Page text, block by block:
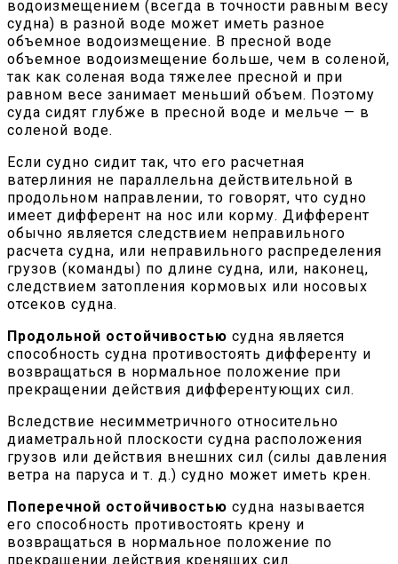
водоизмещением (всегда в точности равным весу
судна) в разной воде может иметь разное
объемное водоизмещение. В пресной воде
объемное водоизмещение больше, чем в соленой,
так как соленая вода тяжелее пресной и при
равном весе занимает меньший объем. Поэтому
суда сидят глубже в пресной воде и мельче — в
соленой воде.
Если судно сидит так, что его расчетная
ватерлиния не параллельна действительной в
продольном направлении, то говорят, что судно
имеет дифферент на нос или корму. Дифферент
обычно является следствием неправильного
расчета судна, или неправильного распределения
грузов (команды) по длине судна, или, наконец,
следствием затопления кормовых или носовых
отсеков судна.
Продольной остойчивостью судна является
способность судна противостоять дифференту и
возвращаться в нормальное положение при
прекращении действия дифферентующих сил.
Вследствие несимметричного относительно
диаметральной плоскости судна расположения
грузов или действия внешних сил (силы давления
ветра на паруса и т. д.) судно может иметь крен.
Поперечной остойчивостью судна называется
его способность противостоять крену и
возвращаться в нормальное положение по
прекращении действия кренящих сил.